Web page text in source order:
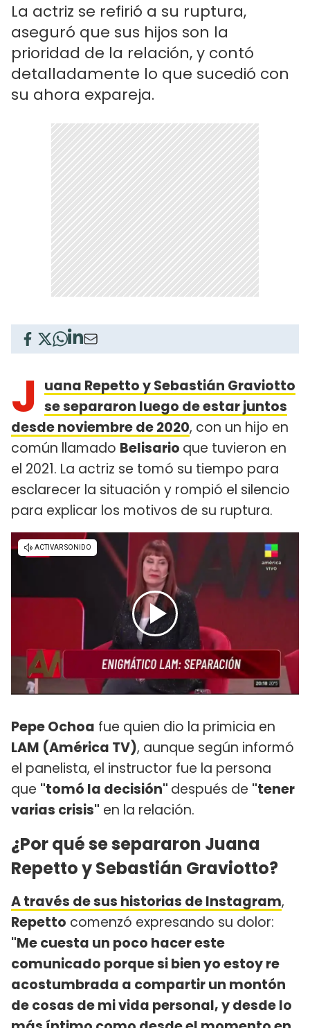
La actriz se refirió a su ruptura,
aseguró que sus hijos son la
prioridad de la relación, y contó
detalladamente lo que sucedió con
su ahora expareja.
J uana Repetto y Sebastián Graviotto
se separaron luego de estar juntos
desde noviembre de 2020, con un hijo en
común llamado Belisario que tuvieron en
el 2021. La actriz se tomó su tiempo para
esclarecer la situación y rompió el silencio
para explicar los motivos de su ruptura.
Pepe Ochoa fue quien dio la primicia en
LAM (América TV), aunque según informó
el panelista, el instructor fue la persona
que "tomó la decisión" después de "tener
varias crisis" en la relación.
¿Por qué se separaron Juana
Repetto y Sebastián Graviotto?
A través de sus historias de Instagram,
Repetto comenzó expresando su dolor:
"Me cuesta un poco hacer este
comunicado porque si bien yo estoy re
acostumbrada a compartir un montón
de cosas de mi vida personal, y desde lo